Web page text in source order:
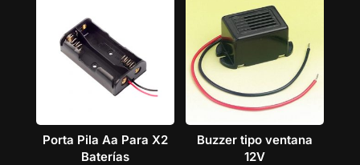
Porta Pila Aa Para X2
Baterías
Buzzer tipo ventana
12V